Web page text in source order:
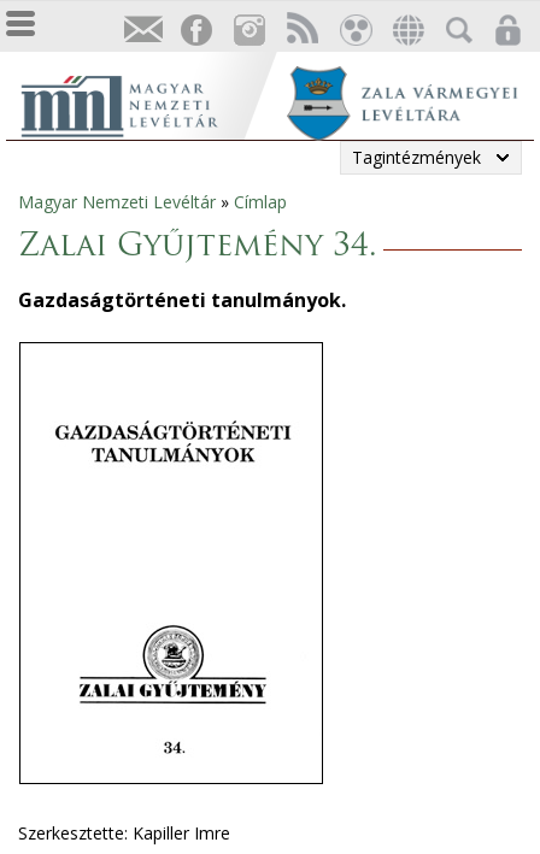
Tagintézmények
Jelenlegi
hely
Magyar Nemzeti Levéltár » Címlap
Zalai Gyűjtemény 34.
Gazdaságtörténeti tanulmányok.
Szerkesztette: Kapiller Imre